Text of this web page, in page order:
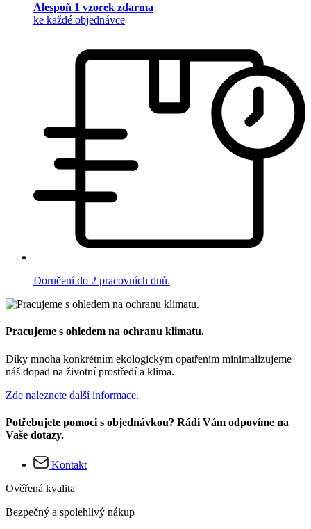
Alespoň 1 vzorek zdarma
ke každé objednávce
Doručení do 2 pracovních dnů.
Pracujeme s ohledem na ochranu klimatu.
Díky mnoha konkrétním ekologickým opatřením minimalizujeme
náš dopad na životní prostředí a klima.
Zde naleznete další informace.
Potřebujete pomoci s objednávkou? Rádi Vám odpovíme na
Vaše dotazy.
Kontakt
Ověřená kvalita
Bezpečný a spolehlivý nákup